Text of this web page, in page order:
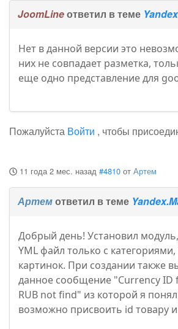
JoomLineответил в теме
Нет в данной версии это
них не совпадает разметка,
еще одно представление для
Пожалуйста Войти , чтобы
11 года 2 мес. назад #4810 от Артем
Артемответил в теме
Добрый день! Установил
YML файл только с
картинок. При создании также
данное сообщение "Currency ID
RUB not find" из которой я
возможно присвоить id товару и